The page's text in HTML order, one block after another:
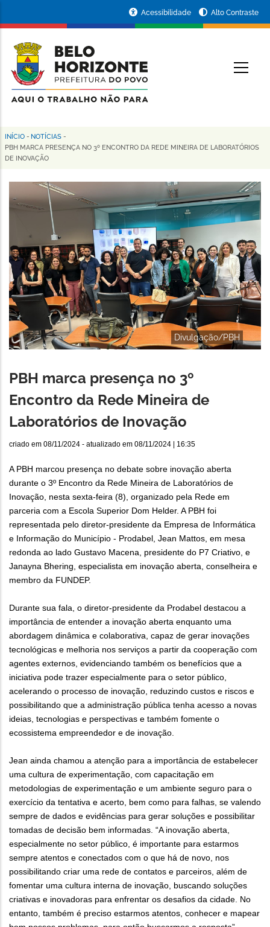
conteúdo
principal
da
Prefeitura
de
Horizonte
Acessibilidade Alto Contraste
Trilha
de
navegação
INÍCIO - NOTÍCIAS -
PBH MARCA PRESENÇA NO 3º ENCONTRO DA REDE MINEIRA DE LABORATÓRIOS
DE INOVAÇÃO
Divulgação/PBH
PBH marca presença no 3º
Encontro da Rede Mineira de
Laboratórios de Inovação
criado em 08/11/2024 - atualizado em 08/11/2024 | 16:35
A PBH marcou presença no debate sobre inovação aberta
durante o 3º Encontro da Rede Mineira de Laboratórios de
Inovação, nesta sexta-feira (8), organizado pela Rede em
parceria com a Escola Superior Dom Helder. A PBH foi
representada pelo diretor-presidente da Empresa de Informática
e Informação do Município - Prodabel, Jean Mattos, em mesa
redonda ao lado Gustavo Macena, presidente do P7 Criativo, e
Janayna Bhering, especialista em inovação aberta, conselheira e
membro da FUNDEP.
Durante sua fala, o diretor-presidente da Prodabel destacou a
importância de entender a inovação aberta enquanto uma
abordagem dinâmica e colaborativa, capaz de gerar inovações
tecnológicas e melhoria nos serviços a partir da cooperação com
agentes externos, evidenciando também os benefícios que a
iniciativa pode trazer especialmente para o setor público,
acelerando o processo de inovação, reduzindo custos e riscos e
possibilitando que a administração pública tenha acesso a novas
ideias, tecnologias e perspectivas e também fomente o
ecossistema empreendedor e de inovação.
Jean ainda chamou a atenção para a importância de estabelecer
uma cultura de experimentação, com capacitação em
metodologias de experimentação e um ambiente seguro para o
exercício da tentativa e acerto, bem como para falhas, se valendo
sempre de dados e evidências para gerar soluções e possibilitar
tomadas de decisão bem informadas. “A inovação aberta,
especialmente no setor público, é importante para estarmos
sempre atentos e conectados com o que há de novo, nos
possibilitando criar uma rede de contatos e parceiros, além de
fomentar uma cultura interna de inovação, buscando soluções
criativas e inovadoras para enfrentar os desafios da cidade. No
entanto, também é preciso estarmos atentos, conhecer e mapear